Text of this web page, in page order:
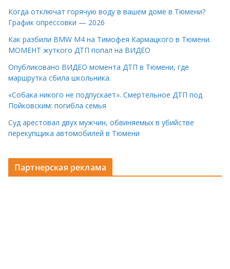
Когда отключат горячую воду в вашем доме в Тюмени?
График опрессовки — 2026
Как разбили BMW M4 на Тимофея Кармацкого в Тюмени.
МОМЕНТ жуткого ДТП попал на ВИДЕО
Опубликовано ВИДЕО момента ДТП в Тюмени, где
маршрутка сбила школьника.
«Собака никого не подпускает». Смертельное ДТП под
Пойковским: погибла семья
Суд арестовал двух мужчин, обвиняемых в убийстве
перекупщика автомобилей в Тюмени
Партнерская реклама